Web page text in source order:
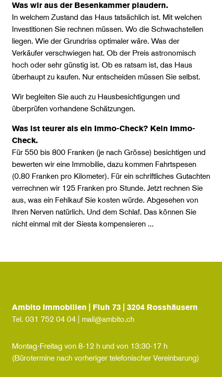
Was wir aus der Besenkammer plaudern.
In welchem Zustand das Haus tatsächlich ist. Mit welchen
Investitionen Sie rechnen müssen. Wo die Schwachstellen
liegen. Wie der Grundriss optimaler wäre. Was der
Verkäufer verschwiegen hat. Ob der Preis astronomisch
hoch oder sehr günstig ist. Ob es ratsam ist, das Haus
überhaupt zu kaufen. Nur entscheiden müssen Sie selbst.
Wir begleiten Sie auch zu Hausbesichtigungen und
überprüfen vorhandene Schätzungen.
Was ist teurer als ein Immo-Check? Kein Immo-
Check.
Für 550 bis 800 Franken (je nach Grösse) besichtigen und
bewerten wir eine Immobilie, dazu kommen Fahrtspesen
(0.80 Franken pro Kilometer). Für ein schriftliches Gutachten
verrechnen wir 125 Franken pro Stunde. Jetzt rechnen Sie
aus, was ein Fehlkauf Sie kosten würde. Abgesehen von
Ihren Nerven natürlich. Und dem Schlaf. Das können Sie
nicht einmal mit der Siesta kompensieren ...
Ambito Immobilien | Fluh 73 | 3204 Rosshäusern
Tel. 031 752 04 04 mail@ambito.ch
Montag-Freitag von 8-12 h und von 13:30-17 h
(Bürotermine nach vorheriger telefonischer Vereinbarung)